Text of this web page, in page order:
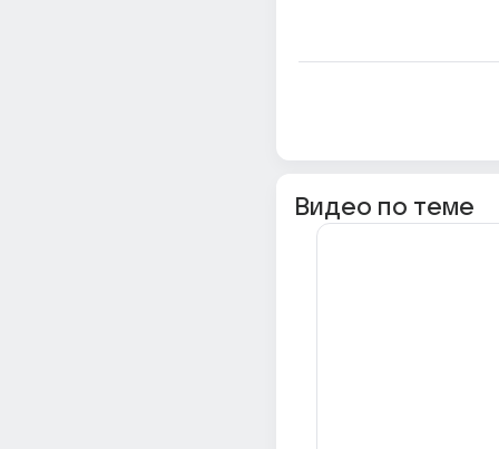
Видео по теме